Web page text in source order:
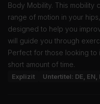
Body Mobility. This mobility
range of motion in your
designed to help you
will guide you through
Perfect for those looking to
short amount of time.
Explizit Untertitel: DE, EN,